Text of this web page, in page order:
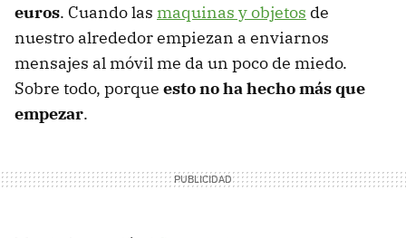
euros. Cuando las maquinas y objetos de
nuestro alrededor empiezan a enviarnos
mensajes al móvil me da un poco de miedo.
Sobre todo, porque esto no ha hecho más que
empezar.